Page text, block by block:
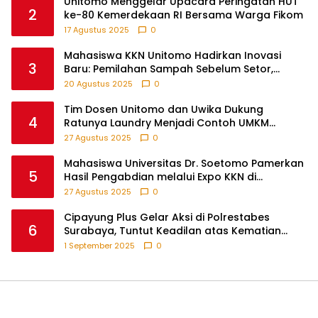
2
ke-80 Kemerdekaan RI Bersama Warga Fikom
17 Agustus 2025 0
3
Mahasiswa KKN Unitomo Hadirkan Inovasi
Baru: Pemilahan Sampah Sebelum Setor,
Anak-anak Turut Partisipasi Lewat Game
20 Agustus 2025 0
4
Tim Dosen Unitomo dan Uwika Dukung
Ratunya Laundry Menjadi Contoh UMKM
Berbasis Teknologi
27 Agustus 2025 0
5
Mahasiswa Universitas Dr. Soetomo Pamerkan
Hasil Pengabdian melalui Expo KKN di
Krejengan, Probolinggo
27 Agustus 2025 0
6
Cipayung Plus Gelar Aksi di Polrestabes
Surabaya, Tuntut Keadilan atas Kematian
Pengemudi Ojek Online dan Tindakan Represif
1 September 2025 0